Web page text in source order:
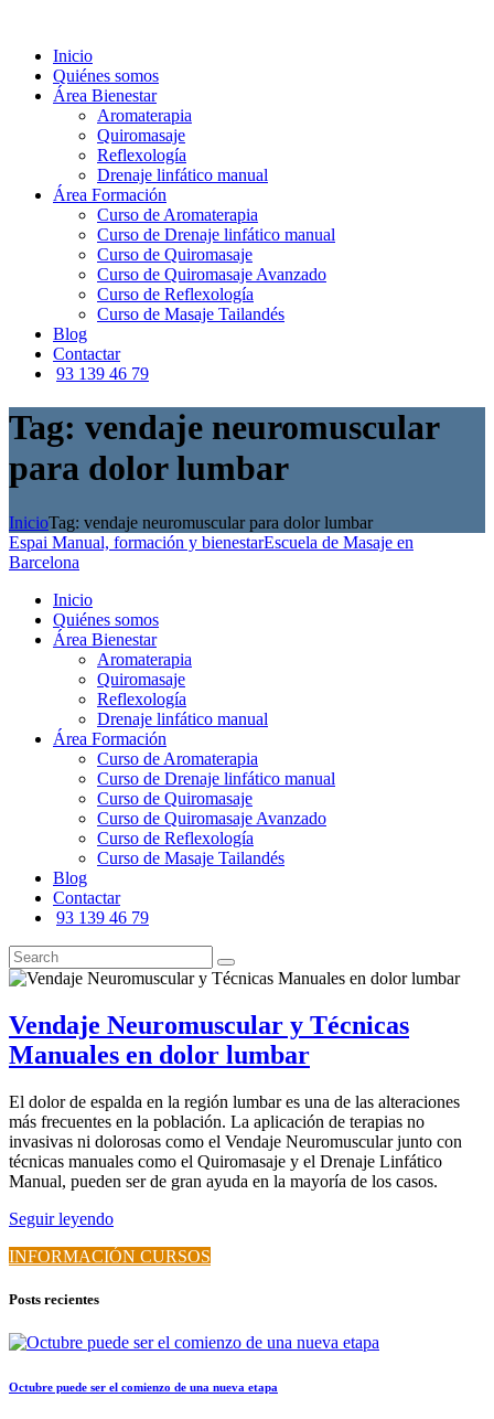
Inicio
Quiénes somos
Área Bienestar
Aromaterapia
Quiromasaje
Reflexología
Drenaje linfático manual
Área Formación
Curso de Aromaterapia
Curso de Drenaje linfático manual
Curso de Quiromasaje
Curso de Quiromasaje Avanzado
Curso de Reflexología
Curso de Masaje Tailandés
Blog
Contactar
93 139 46 79
Tag: vendaje neuromuscular
para dolor lumbar
InicioTag: vendaje neuromuscular para dolor lumbar
Espai Manual, formación y bienestarEscuela de Masaje en
Barcelona
Inicio
Quiénes somos
Área Bienestar
Aromaterapia
Quiromasaje
Reflexología
Drenaje linfático manual
Área Formación
Curso de Aromaterapia
Curso de Drenaje linfático manual
Curso de Quiromasaje
Curso de Quiromasaje Avanzado
Curso de Reflexología
Curso de Masaje Tailandés
Blog
Contactar
93 139 46 79
Vendaje Neuromuscular y Técnicas
Manuales en dolor lumbar
El dolor de espalda en la región lumbar es una de las alteraciones
más frecuentes en la población. La aplicación de terapias no
invasivas ni dolorosas como el Vendaje Neuromuscular junto con
técnicas manuales como el Quiromasaje y el Drenaje Linfático
Manual, pueden ser de gran ayuda en la mayoría de los casos.
Seguir leyendo
INFORMACIÓN CURSOS
Posts recientes
Octubre puede ser el comienzo de una nueva etapa